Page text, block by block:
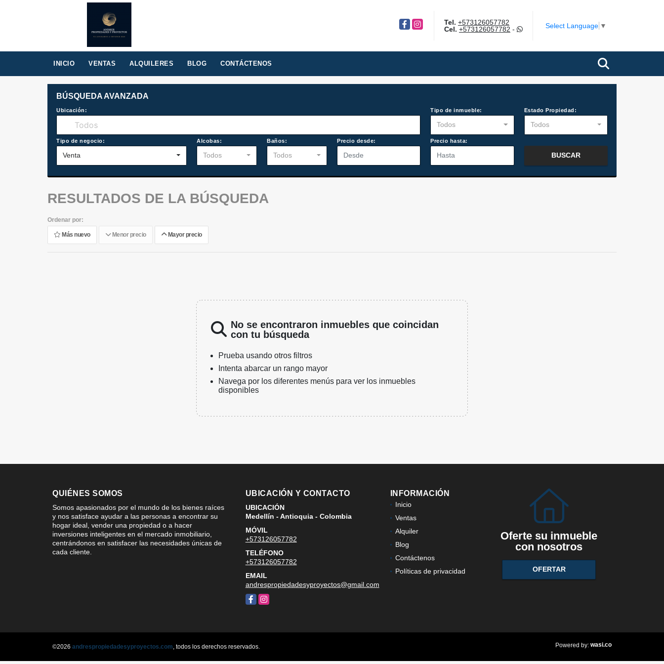
FacebookInstagram Tel. +573126057782
Cel. +573126057782 - Select Language ▼
INICIO VENTAS ALQUILERES BLOG CONTÁCTENOS
BÚSQUEDA AVANZADA
Ubicación: Tipo de inmueble:
Todos
Estado Propiedad:
Todos
Tipo de negocio:
Venta
Alcobas:
Todos
Baños:
Todos
Precio desde: Precio hasta:
BUSCAR
RESULTADOS DE LA BÚSQUEDA
Ordenar por:
Más nuevo Menor precio Mayor precio
No se encontraron inmuebles que coincidan
con tu búsqueda
Prueba usando otros filtros
Intenta abarcar un rango mayor
Navega por los diferentes menús para ver los inmuebles
disponibles
QUIÉNES SOMOS
Somos apasionados por el mundo de los bienes raíces
y nos satisface ayudar a las personas a encontrar su
hogar ideal, vender una propiedad o a hacer
inversiones inteligentes en el mercado inmobiliario,
centrándonos en satisfacer las necesidades únicas de
cada cliente.
UBICACIÓN Y CONTACTO
UBICACIÓN
Medellín - Antioquia - Colombia
MÓVIL
+573126057782
TELÉFONO
+573126057782
EMAIL
andrespropiedadesyproyectos@gmail.com
FacebookInstagram
INFORMACIÓN
Inicio
Ventas
Alquiler
Blog
Contáctenos
Políticas de privacidad
Oferte su inmueble
con nosotros
OFERTAR
©2026 andrespropiedadesyproyectos.com, todos los derechos reservados. Powered by: wasi.co